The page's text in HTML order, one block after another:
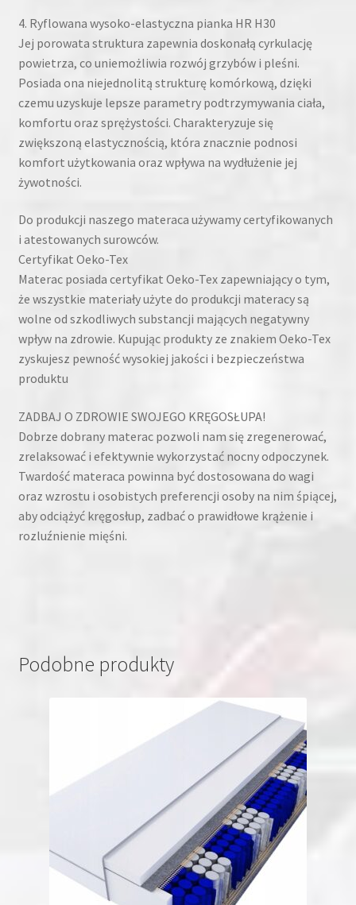
4. Ryflowana wysoko-elastyczna pianka HR H30
Jej porowata struktura zapewnia doskonałą cyrkulację
powietrza, co uniemożliwia rozwój grzybów i pleśni.
Posiada ona niejednolitą strukturę komórkową, dzięki
czemu uzyskuje lepsze parametry podtrzymywania ciała,
komfortu oraz sprężystości. Charakteryzuje się
zwiększoną elastycznością, która znacznie podnosi
komfort użytkowania oraz wpływa na wydłużenie jej
żywotności.
Do produkcji naszego materaca używamy certyfikowanych
i atestowanych surowców.
Certyfikat Oeko-Tex
Materac posiada certyfikat Oeko-Tex zapewniający o tym,
że wszystkie materiały użyte do produkcji materacy są
wolne od szkodliwych substancji mających negatywny
wpływ na zdrowie. Kupując produkty ze znakiem Oeko-Tex
zyskujesz pewność wysokiej jakości i bezpieczeństwa
produktu
ZADBAJ O ZDROWIE SWOJEGO KRĘGOSŁUPA!
Dobrze dobrany materac pozwoli nam się zregenerować,
zrelaksować i efektywnie wykorzystać nocny odpoczynek.
Twardość materaca powinna być dostosowana do wagi
oraz wzrostu i osobistych preferencji osoby na nim śpiącej,
aby odciążyć kręgosłup, zadbać o prawidłowe krążenie i
rozluźnienie mięśni.
Podobne produkty